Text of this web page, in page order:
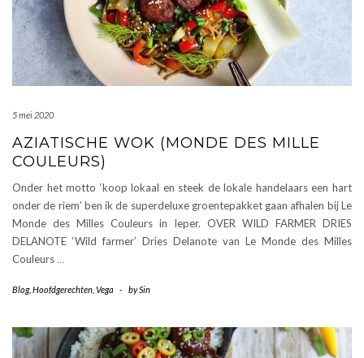
5 mei 2020
AZIATISCHE WOK (MONDE DES MILLE
COULEURS)
Onder het motto ‘koop lokaal en steek de lokale handelaars een hart
onder de riem’ ben ik de superdeluxe groentepakket gaan afhalen bij Le
Monde des Milles Couleurs in Ieper. OVER WILD FARMER DRIES
DELANOTE ‘Wild farmer’ Dries Delanote van Le Monde des Milles
Couleurs …
Blog, Hoofdgerechten Vega - bySin